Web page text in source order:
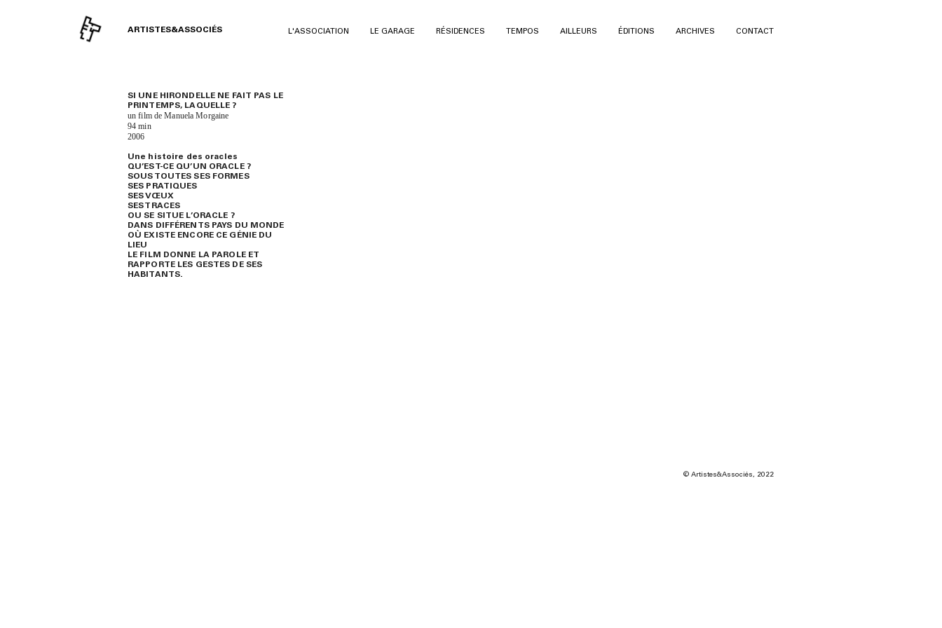
ARTISTES&ASSOCIÉS L'ASSOCIATION LE GARAGE RÉSIDENCES TEMPOS AILLEURS ÉDITIONS ARCHIVES CONTACT
SI UNE HIRONDELLE NE FAIT PAS LE
PRINTEMPS, LAQUELLE ?
un film de Manuela Morgaine
94 min
2006
Une histoire des oracles
QU’EST-CE QU’UN ORACLE ?
SOUS TOUTES SES FORMES
SES PRATIQUES
SES VŒUX
SES TRACES
OU SE SITUE L’ORACLE ?
DANS DIFFÉRENTS PAYS DU MONDE
OÙ EXISTE ENCORE CE GÉNIE DU
LIEU
LE FILM DONNE LA PAROLE ET
RAPPORTE LES GESTES DE SES
HABITANTS.
© Artistes&Associés, 2022